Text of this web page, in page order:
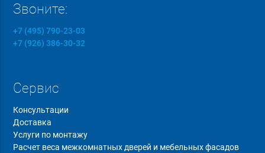
Звоните:
+7 (495) 790-23-03
+7 (926) 386-30-32
Сервис
Консультации
Доставка
Услуги по монтажу
Расчет веса межкомнатных дверей и мебельных фасадов